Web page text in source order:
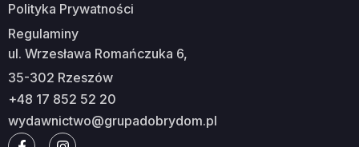
Polityka Prywatności
Regulaminy
ul. Wrzesława Romańczuka 6,
35-302 Rzeszów
+48 17 852 52 20
wydawnictwo@grupadobrydom.pl